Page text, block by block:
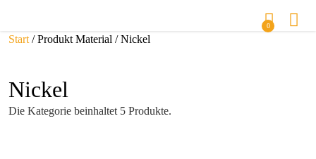
0
Start / Produkt Material / Nickel
Nickel
Die Kategorie beinhaltet 5 Produkte.